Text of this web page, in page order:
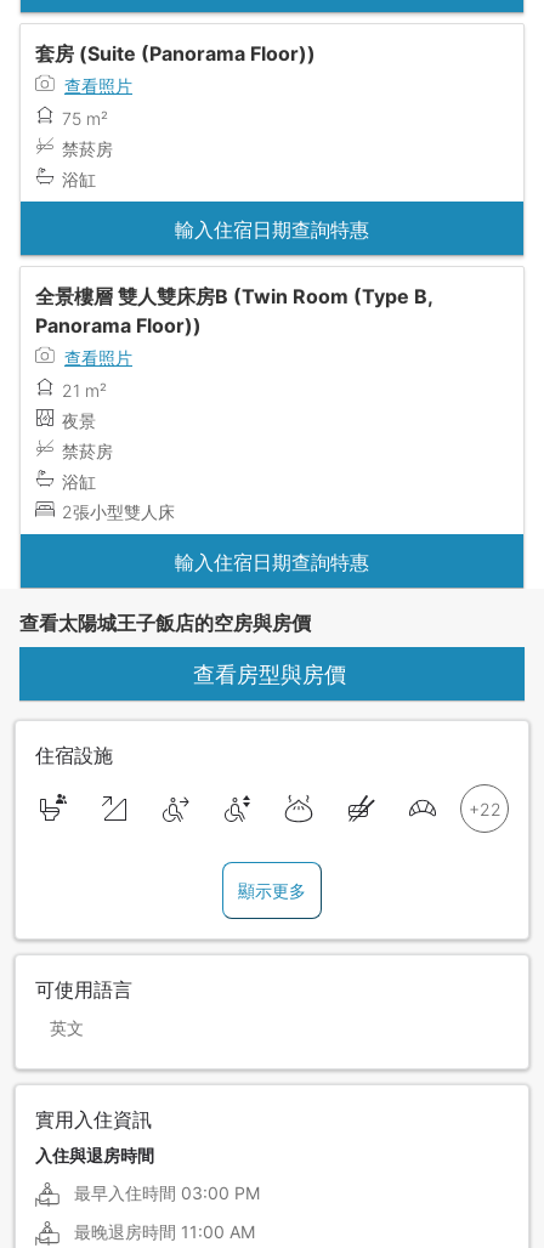
套房 (Suite (Panorama Floor))
查看照片
75 m²
禁菸房
浴缸
輸入住宿日期查詢特惠
全景樓層 雙人雙床房B (Twin Room (Type B,
Panorama Floor))
查看照片
21 m²
夜景
禁菸房
浴缸
2張小型雙人床
輸入住宿日期查詢特惠
查看太陽城王子飯店的空房與房價
查看房型與房價
住宿設施
顯示更多
可使用語言
英文
實用入住資訊
入住與退房時間
最早入住時間 03:00 PM
最晚退房時間 11:00 AM